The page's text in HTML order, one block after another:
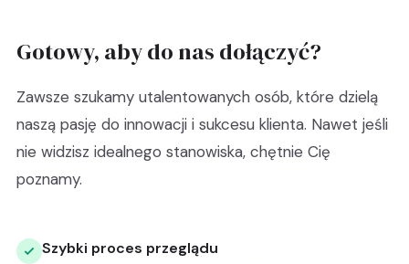
Gotowy, aby do nas dołączyć?
Zawsze szukamy utalentowanych osób, które dzielą
naszą pasję do innowacji i sukcesu klienta. Nawet jeśli
nie widzisz idealnego stanowiska, chętnie Cię
poznamy.
Szybki proces przeglądu